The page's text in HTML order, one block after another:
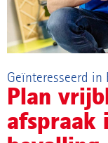
Geïnteresseerd in
Plan
afspraak